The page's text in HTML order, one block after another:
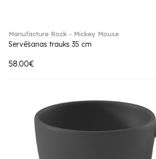
Manufacture Rock - Mickey Mouse
Servēšanas trauks 35 cm
58.00€